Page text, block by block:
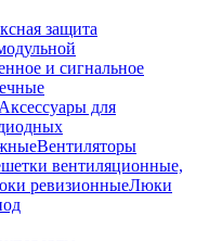
защита
и сигнальное
Аксессуары для
Вентиляторы
вентиляционные,
ревизионныеЛюки